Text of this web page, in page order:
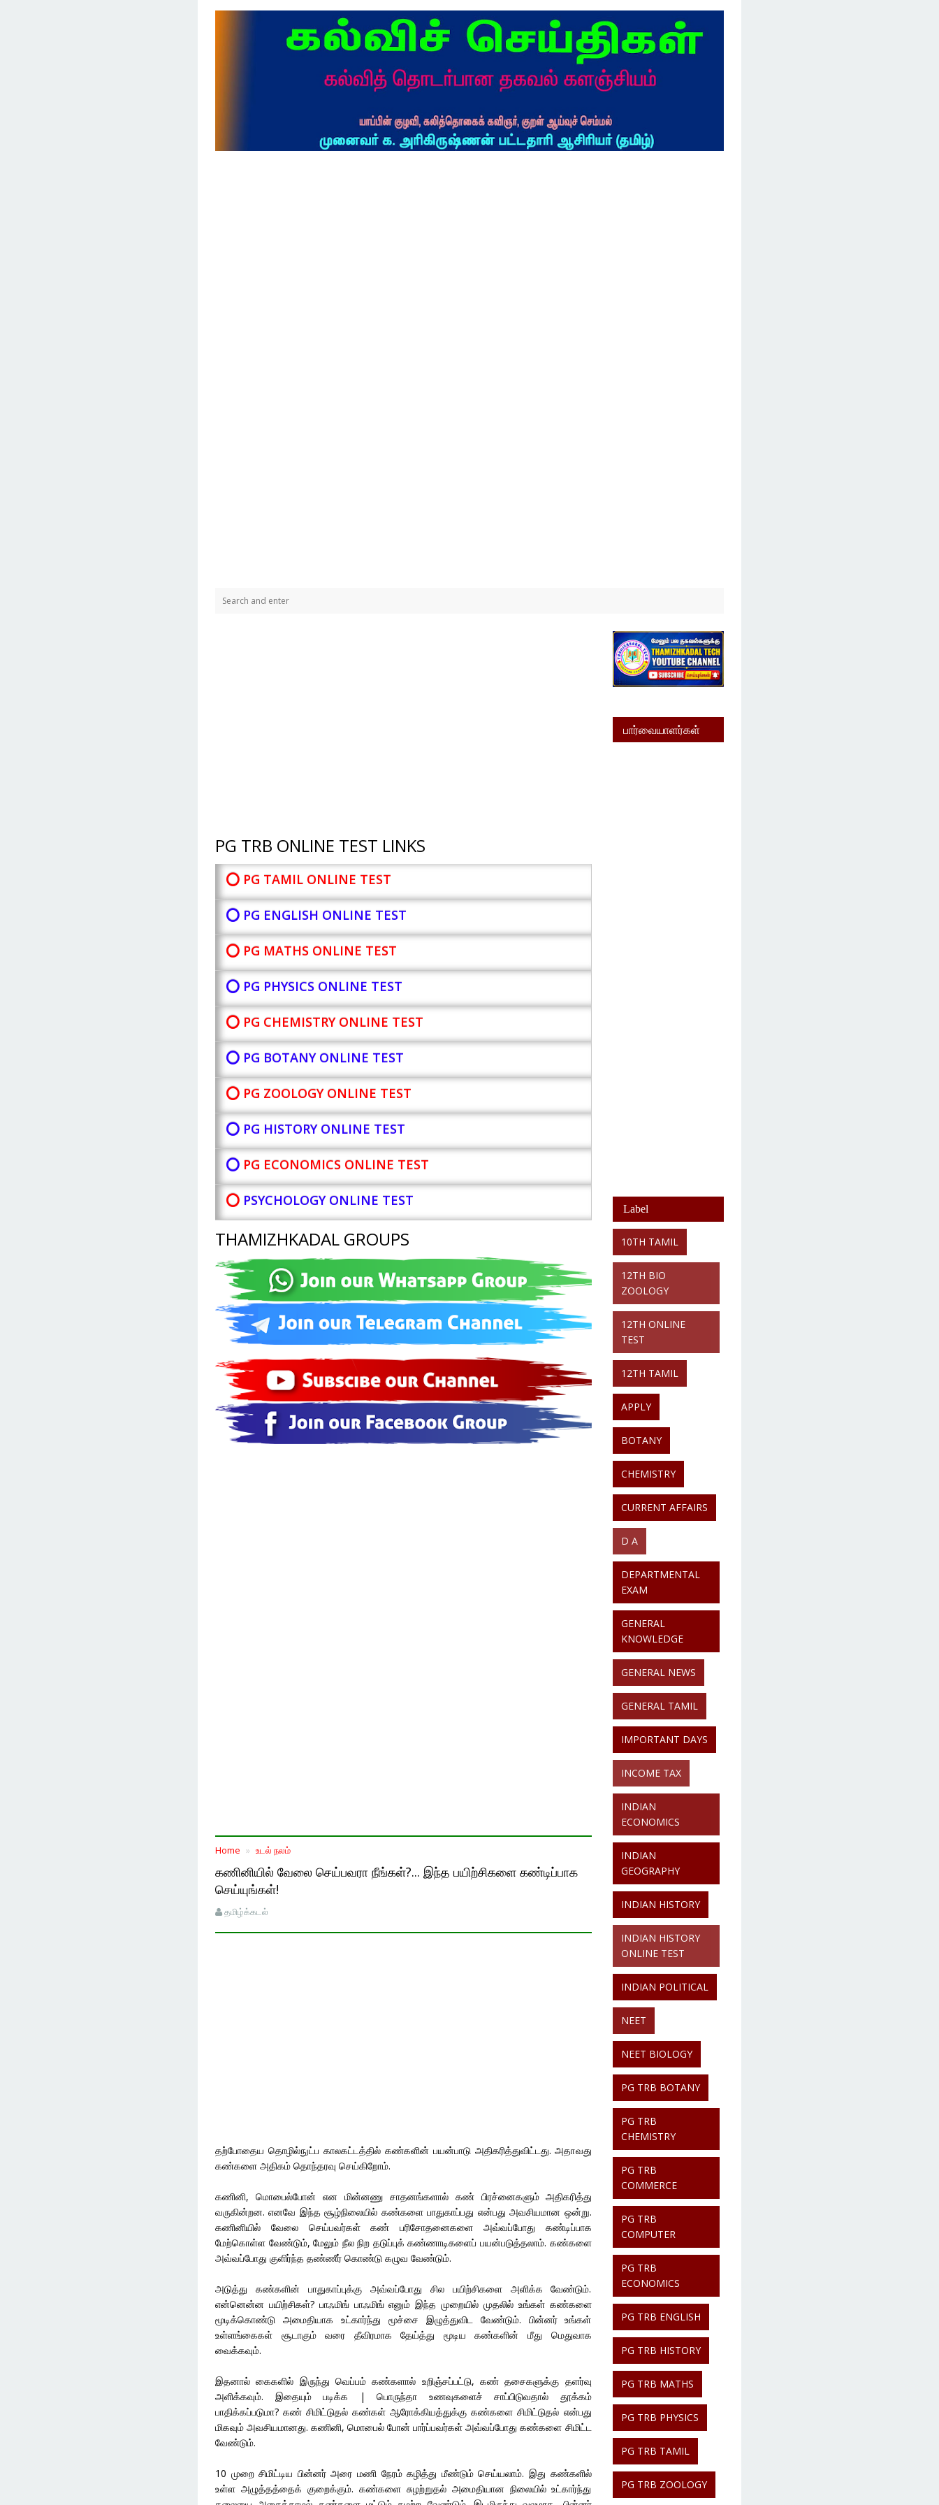
PG TRB ONLINE TEST LINKS
⭕ PG TAMIL ONLINE TEST
⭕ PG ENGLISH ONLINE TEST
⭕ PG MATHS ONLINE TEST
⭕ PG PHYSICS ONLINE TEST
⭕ PG CHEMISTRY ONLINE TEST
⭕ PG BOTANYONLINE TEST
⭕ PG ZOOLOGY ONLINE TEST
⭕ PG HISTORY ONLINE TEST
⭕ PG ECONOMICS ONLINE TEST
⭕ PSYCHOLOGY ONLINE TEST
THAMIZHKADAL GROUPS
Home உடல் நலம்
கணினியில் வேலை செய்பவரா நீங்கள்?... இந்த பயிற்சிகளை கண்டிப்பாக
செய்யுங்கள்!
தமிழ்க்கடல்
தற்போதைய தொழில்நுட்ப காலகட்டத்தில் கண்களின் பயன்பாடு அதிகரித்துவிட்டது. அதாவது
கண்களை அதிகம் தொந்தரவு செய்கிறோம்.
கணினி, மொபைல்போன் என மின்னணு சாதனங்களால் கண் பிரச்னைகளும் அதிகரித்து
வருகின்றன. எனவே இந்த சூழ்நிலையில் கண்களை பாதுகாப்பது என்பது அவசியமான ஒன்று.
கணினியில் வேலை செய்பவர்கள் கண் பரிசோதனைகளை அவ்வப்போது கண்டிப்பாக
மேற்கொள்ள வேண்டும், மேலும் நீல நிற தடுப்புக் கண்ணாடிகளைப் பயன்படுத்தலாம். கண்களை
அவ்வப்போது குளிர்ந்த தண்ணீர் கொண்டு கழுவ வேண்டும்.
அடுத்து கண்களின் பாதுகாப்புக்கு அவ்வப்போது சில பயிற்சிகளை அளிக்க வேண்டும்.
என்னென்ன பயிற்சிகள்? பாஃமிங் பாஃமிங் எனும் இந்த முறையில் முதலில் உங்கள் கண்களை
மூடிக்கொண்டு அமைதியாக உட்கார்ந்து மூச்சை இழுத்துவிட வேண்டும். பின்னர் உங்கள்
உள்ளங்கைகள் சூடாகும் வரை தீவிரமாக தேய்த்து மூடிய கண்களின் மீது மெதுவாக
வைக்கவும்.
இதனால் கைகளில் இருந்து வெப்பம் கண்களால் உறிஞ்சப்பட்டு, கண் தசைகளுக்கு தளர்வு
அளிக்கவும். இதையும் படிக்க | பொருந்தா உணவுகளைச் சாப்பிடுவதால் தூக்கம்
பாதிக்கப்படுமா? கண் சிமிட்டுதல் கண்கள் ஆரோக்கியத்துக்கு கண்களை சிமிட்டுதல் என்பது
மிகவும் அவசியமானது. கணினி, மொபைல் போன் பார்ப்பவர்கள் அவ்வப்போது கண்களை சிமிட்ட
வேண்டும்.
10 முறை சிமிட்டிய பின்னர் அரை மணி நேரம் கழித்து மீண்டும் செய்யலாம். இது கண்களில்
உள்ள அழுத்தத்தைக் குறைக்கும். கண்களை சுழற்றுதல் அமைதியான நிலையில் உட்கார்ந்து
பார்வையாளர்கள்
Label
10TH TAMIL
12TH BIO
ZOOLOGY
12TH ONLINE
TEST
12TH TAMIL
APPLY
BOTANY
CHEMISTRY
CURRENT AFFAIRS
D A
DEPARTMENTAL
EXAM
GENERAL
KNOWLEDGE
GENERAL NEWS
GENERAL TAMIL
IMPORTANT DAYS
INCOME TAX
INDIAN
ECONOMICS
INDIAN
GEOGRAPHY
INDIAN HISTORY
INDIAN HISTORY
ONLINE TEST
INDIAN POLITICAL
NEET
NEET BIOLOGY
PG TRB BOTANY
PG TRB
CHEMISTRY
PG TRB
COMMERCE
PG TRB
COMPUTER
PG TRB
ECONOMICS
PG TRB ENGLISH
PG TRB HISTORY
PG TRB MATHS
PG TRB PHYSICS
PG TRB TAMIL
PG TRB ZOOLOGY